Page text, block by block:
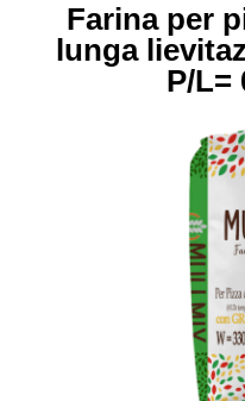
Farina per
lunga
P/L=